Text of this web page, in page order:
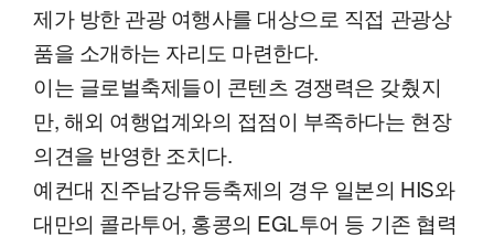
제가 방한 관광 여행사를 대상으로 직접 관광상
품을 소개하는 자리도 마련한다.
이는 글로벌축제들이 콘텐츠 경쟁력은 갖췄지
만, 해외 여행업계와의 접점이 부족하다는 현장
의견을 반영한 조치다.
예컨대 진주남강유등축제의 경우 일본의 HIS와
대만의 콜라투어, 홍콩의 EGL투어 등 기존 협력